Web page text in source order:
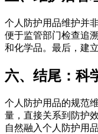
个人防护用品维护并
便于监管部门检查追
和化学品。最后，建
六、结尾：科
个人防护用品的规范
量，直接关系到防护
自然融入个人防护用